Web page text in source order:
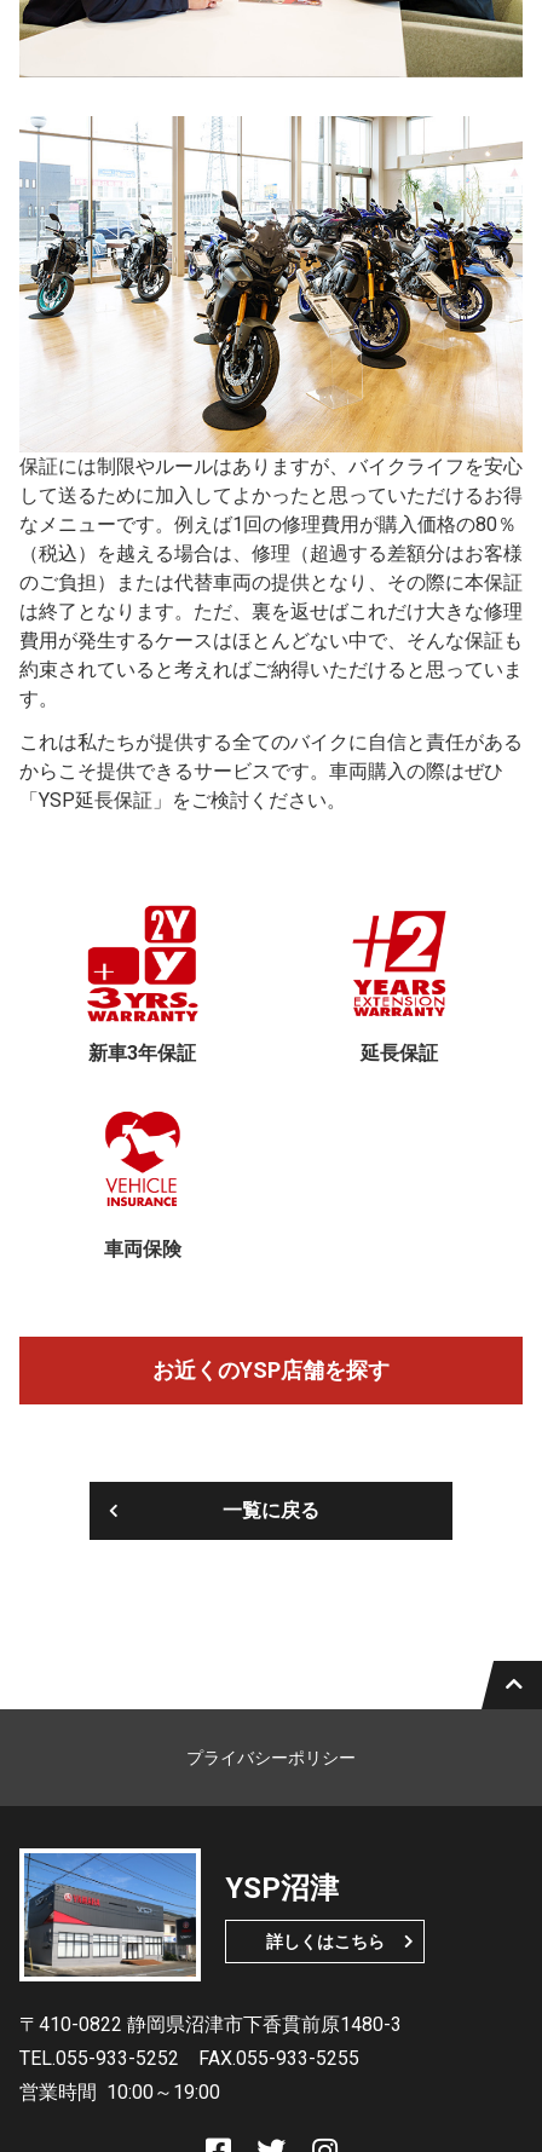
保証には制限やルールはありますが、バイクライフを安心
して送るために加入してよかったと思っていただけるお得
なメニューです。例えば1回の修理費用が購入価格の80％
（税込）を越える場合は、修理（超過する差額分はお客様
のご負担）または代替車両の提供となり、その際に本保証
は終了となります。ただ、裏を返せばこれだけ大きな修理
費用が発生するケースはほとんどない中で、そんな保証も
約束されていると考えればご納得いただけると思っていま
す。
これは私たちが提供する全てのバイクに自信と責任がある
からこそ提供できるサービスです。車両購入の際はぜひ
「YSP延長保証」をご検討ください。
新車3年保証 延長保証
車両保険
お近くのYSP店舗を探す
一覧に戻る
プライバシーポリシー
YSP沼津
詳しくはこちら
〒410-0822 静岡県沼津市下香貫前原1480-3
TEL.055-933-5252
FAX.055-933-5255
営業時間 10:00～19:00